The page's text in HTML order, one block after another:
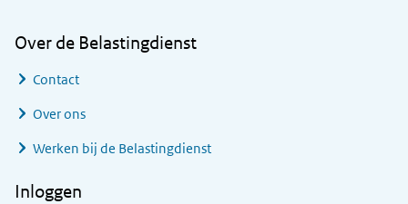
Over de Belastingdienst
Contact
Over ons
Werken bij de Belastingdienst
Inloggen